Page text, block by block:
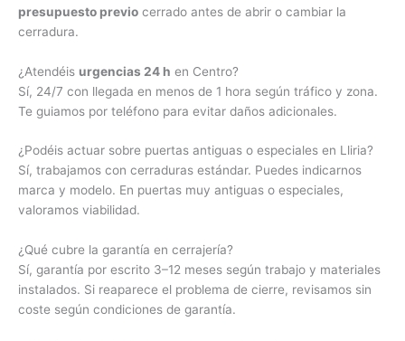
presupuesto previo cerrado antes de abrir o cambiar la
cerradura.
¿Atendéis urgencias 24 h en Centro?
Sí, 24/7 con llegada en menos de 1 hora según tráfico y zona.
Te guiamos por teléfono para evitar daños adicionales.
¿Podéis actuar sobre puertas antiguas o especiales en Lliria?
Sí, trabajamos con cerraduras estándar. Puedes indicarnos
marca y modelo. En puertas muy antiguas o especiales,
valoramos viabilidad.
¿Qué cubre la garantía en cerrajería?
Sí, garantía por escrito 3–12 meses según trabajo y materiales
instalados. Si reaparece el problema de cierre, revisamos sin
coste según condiciones de garantía.